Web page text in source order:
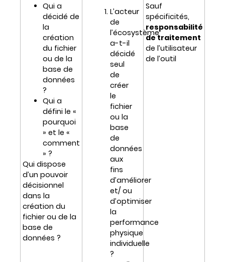
Qui a
décidé de
la
création
du fichier
ou de la
base de
données
?
Qui a
défini le «
pourquoi
» et le «
comment
» ?
Qui dispose
d’un pouvoir
décisionnel
dans la
création du
fichier ou de la
base de
données ?
L’acteur
de
l’écosystème
a-t-il
décidé
seul
de
créer
le
fichier
ou la
base
de
données
aux
fins
d’améliorer
et/ ou
d’optimiser
la
performance
physique
individuelle
?
Sauf
spécificités,
responsabilité
de traitement
de l’utilisateur
de l’outil